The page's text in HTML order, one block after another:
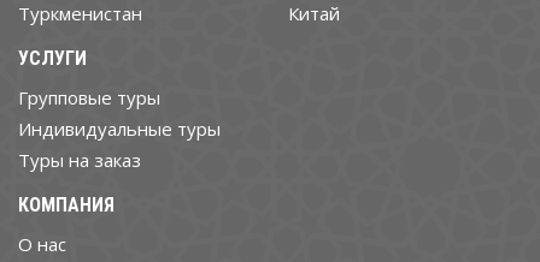
Туркменистан
Китай
УСЛУГИ
Групповые туры
Индивидуальные туры
Туры на заказ
КОМПАНИЯ
О нас